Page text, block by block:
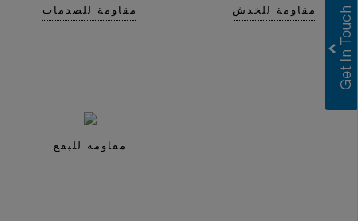
مقاومة للصدمات مقاومة للخدش
مقاومة للبقع
Greenlam Laminates
Greenlam Compact Laminates
I consent to have this website store